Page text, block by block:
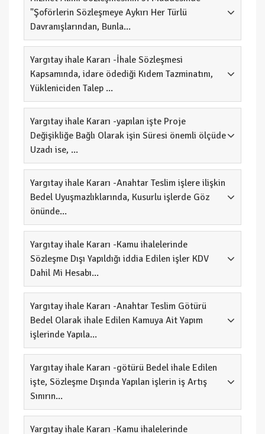
"Şoförlerin Sözleşmeye Aykırı Her Türlü
Davranışlarından, Bunla...
Yargıtay ihale Kararı -İhale Sözleşmesi
Kapsamında, idare ödediği Kıdem Tazminatını,
Yükleniciden Talep ...
Yargıtay ihale Kararı -yapılan işte Proje
Değişikliğe Bağlı Olarak işin Süresi önemli ölçüde
Uzadı ise, ...
Yargıtay ihale Kararı -Anahtar Teslim işlere ilişkin
Bedel Uyuşmazlıklarında, Kusurlu işlerde Göz
önünde...
Yargıtay ihale Kararı -Kamu ihalelerinde
Sözleşme Dışı Yapıldığı iddia Edilen işler KDV
Dahil Mi Hesabı...
Yargıtay ihale Kararı -Anahtar Teslim Götürü
Bedel Olarak ihale Edilen Kamuya Ait Yapım
işlerinde Yapıla...
Yargıtay ihale Kararı -götürü Bedel ihale Edilen
işte, Sözleşme Dışında Yapılan işlerin iş Artış
Sınırın...
Yargıtay ihale Kararı -Kamu ihalelerinde